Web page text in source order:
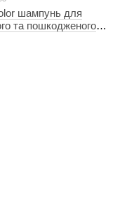
шампунь для
та пошкодженого
мл